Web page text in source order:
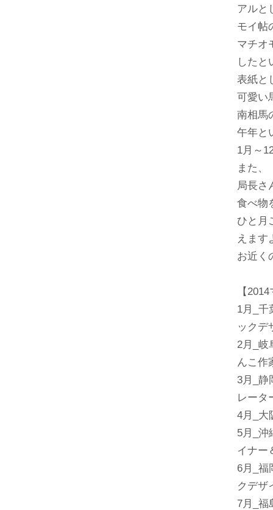
アルと
モイ帖
マチオ
したと
表紙と
可愛い
南相馬
午年と
1月～
また、
局長さ
食べ物
ひと月
えます
お近く
【
1月_千
ックデ
2月_岐
んこ作
3月_静
レータ
4月_大
5月_沖
イナー
6月_福
クデザ
7月_福